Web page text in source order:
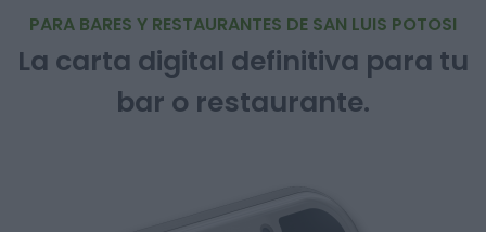
PARA BARES Y RESTAURANTES DE SAN LUIS POTOSI
La carta digital definitiva para tu
bar o restaurante.